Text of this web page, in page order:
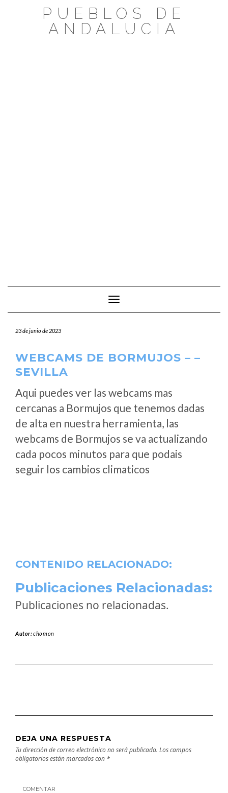
PUEBLOS DE
ANDALUCIA
Cambiar modo de navegación
23 de junio de 2023
WEBCAMS DE BORMUJOS – –
SEVILLA
Aqui puedes ver las webcams mas
cercanas a Bormujos que tenemos dadas
de alta en nuestra herramienta, las
webcams de Bormujos se va actualizando
cada pocos minutos para que podais
seguir los cambios climaticos
CONTENIDO RELACIONADO:
Publicaciones Relacionadas:
Publicaciones no relacionadas.
Autor:chomon
DEJA UNA RESPUESTA
Tu dirección de correo electrónico no será publicada. Los campos
obligatorios están marcados con *
COMENTAR